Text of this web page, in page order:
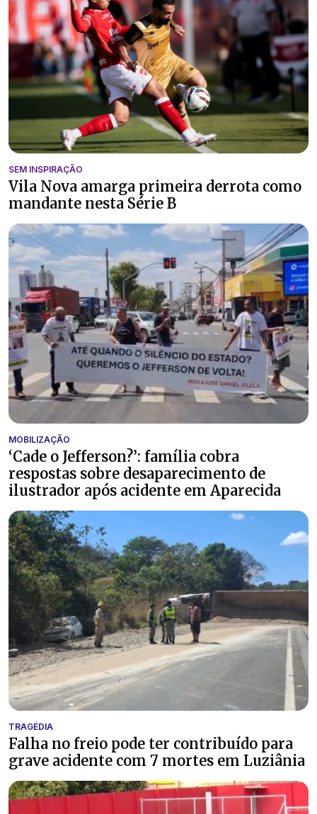
SEM INSPIRAÇÃO
Vila Nova amarga primeira derrota como
mandante nesta Série B
MOBILIZAÇÃO
‘Cade o Jefferson?’: família cobra
respostas sobre desaparecimento de
ilustrador após acidente em Aparecida
TRAGÉDIA
Falha no freio pode ter contribuído para
grave acidente com 7 mortes em Luziânia